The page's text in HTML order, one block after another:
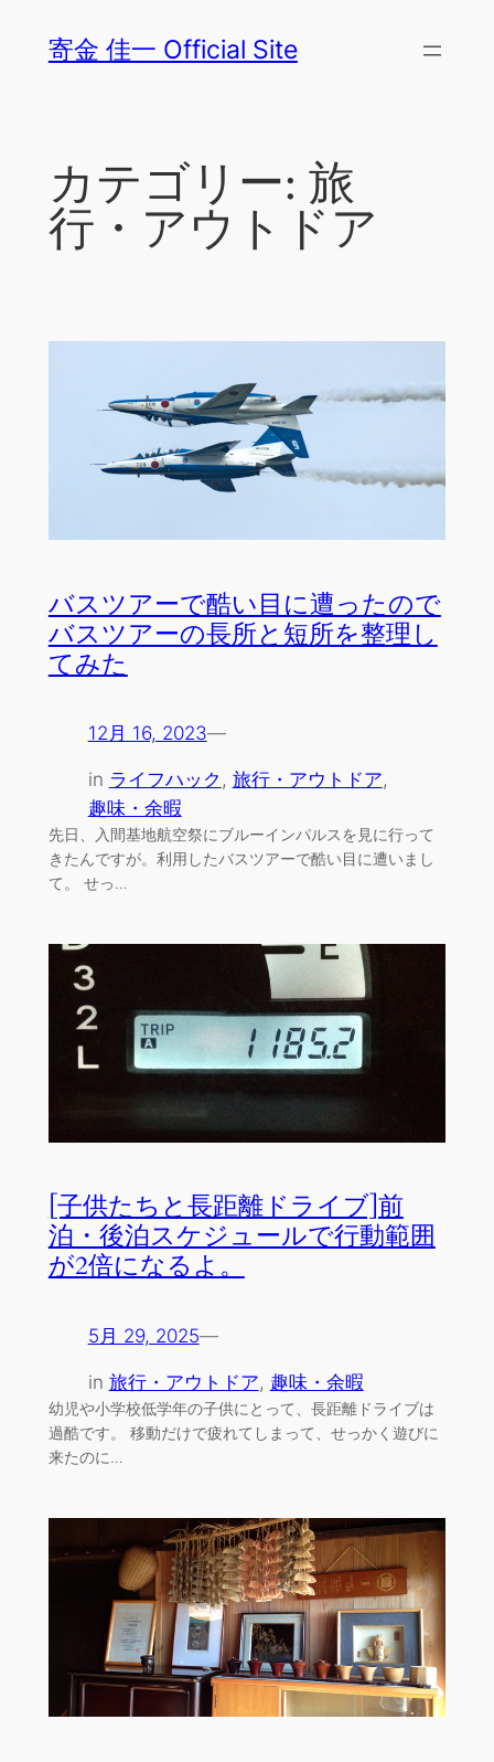
寄金 佳一 Official Site
カテゴリー: 旅
行・アウトドア
バスツアーで酷い目に遭ったので
バスツアーの長所と短所を整理し
てみた
12月 16, 2023—
in ライフハック , 旅行・アウトドア
趣味・余暇
先日、入間基地航空祭にブルーインパルスを見に行って
きたんですが。利用したバスツアーで酷い目に遭いまし
て。 せっ…
[子供たちと長距離ドライブ]前
泊・後泊スケジュールで行動範囲
が2倍になるよ。
5月 29, 2025—
in 旅行・アウトドア, 趣味・余暇
幼児や小学校低学年の子供にとって、長距離ドライブは
過酷です。 移動だけで疲れてしまって、せっかく遊びに
来たのに…